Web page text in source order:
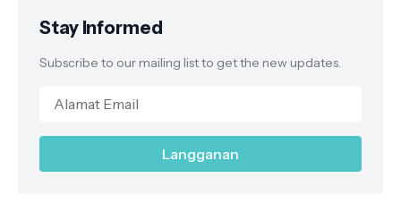
Stay Informed
Subscribe to our mailing list to get the new updates.